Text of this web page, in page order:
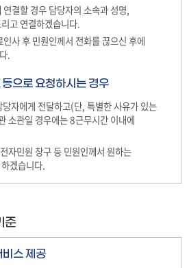
결할 경우 담당자의 소속과 성명,
고 연결하겠습니다.
사 후 민원인께서 전화를 끊으신 후에
.
으로 요청하시는 경우
자에게 전달하고(단, 특별한 사유가 있는
소관일 경우에는 8근무시간 이내에
자민원 창구 등 민원인께서 원하는
겠습니다.
준
스 제공